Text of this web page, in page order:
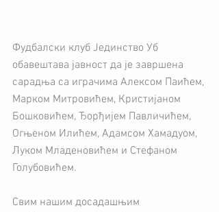
Фудбалски клуб Јединство Уб
обавештава јавност да је завршена
сарадња са играчима Алексом Паићем,
Марком Митровићем, Кристијаном
Бошковићем, Ђорђијем Павличићем,
Огњеном Илићем, Адамсом Хамадуом,
Луком Младеновићем и Стефаном
Голубовићем.
Свим нашим досадашњим